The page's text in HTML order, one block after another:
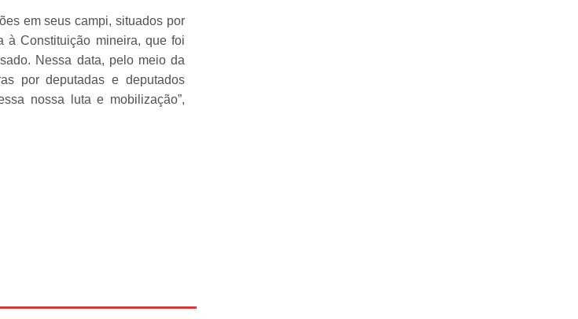
em seus campi, situados por
à Constituição mineira, que foi
Nessa data, pelo meio da
por deputadas e deputados
nossa luta e mobilização”,